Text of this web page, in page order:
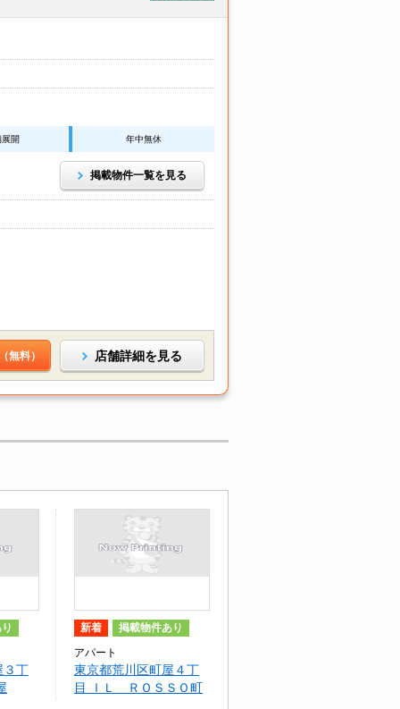
展開 年中無休
掲載物件一覧を見る
無料） 店舗詳細を見る
３丁
新着 掲載物件あり
アパート
東京都荒川区町屋４丁
目 ＩＬ ＲＯＳＳＯ町